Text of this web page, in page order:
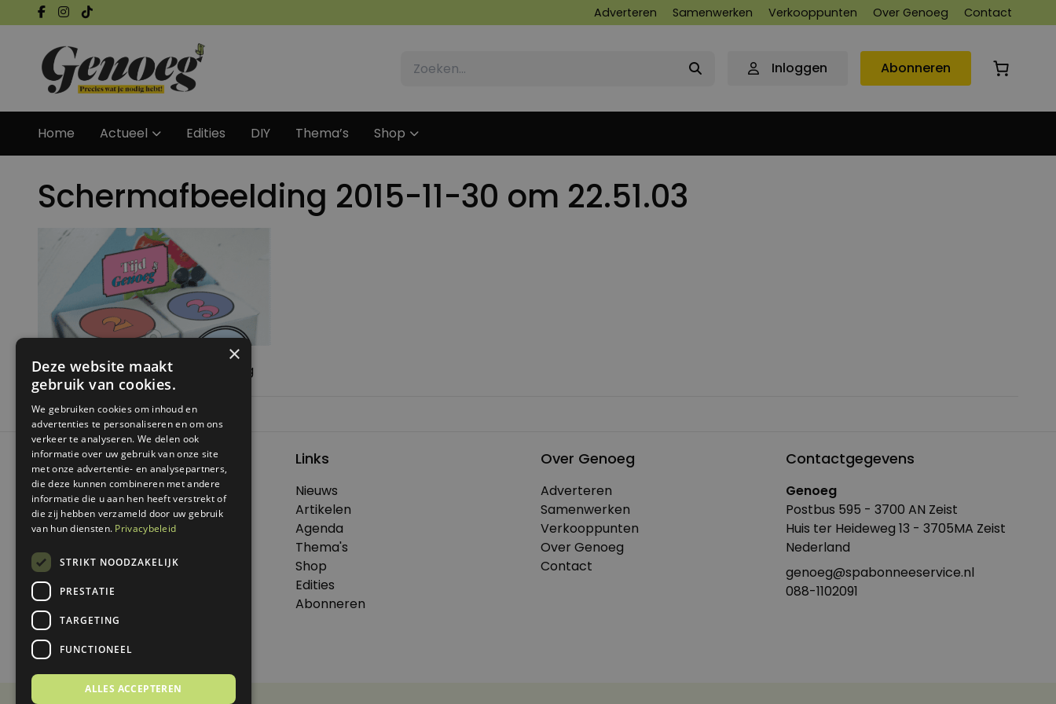
Adverteren Samenwerken Verkooppunten Over Genoeg Contact
Inloggen Abonneren
Home Actueel Edities DIY Thema’s Shop
Schermafbeelding 2015-11-30 om 22.51.03
Eeuwigdurende kalender – Genoeg
Bericht
navigatie
Previous: Eeuwigdurende kalender
© 2026 Genoeg .
Alle rechten voorbehouden.
Dit is een uitgave van Virtùmedia
Links
Nieuws
Artikelen
Agenda
Thema's
Shop
Edities
Abonneren
Over Genoeg
Adverteren
Samenwerken
Verkooppunten
Over Genoeg
Contact
Contactgegevens
Genoeg
Postbus 595 - 3700 AN Zeist
Huis ter Heideweg 13 - 3705MA Zeist
Nederland
genoeg@spabonneeservice.nl
088-1102091
×
Deze website maakt
gebruik van cookies.
We gebruiken cookies om inhoud en
advertenties te personaliseren en om ons
verkeer te analyseren. We delen ook
informatie over uw gebruik van onze site
met onze advertentie- en analysepartners,
die deze kunnen combineren met andere
informatie die u aan hen heeft verstrekt of
die zij hebben verzameld door uw gebruik
van hun diensten. Privacybeleid
STRIKT NOODZAKELIJK
PRESTATIE
TARGETING
FUNCTIONEEL
ALLES ACCEPTEREN